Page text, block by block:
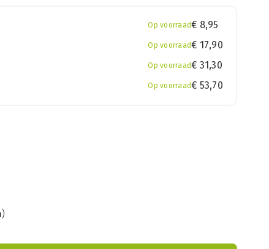
Op voorraad€ 8,95
Op voorraad€ 17,90
Op voorraad€ 31,30
Op voorraad€ 53,70